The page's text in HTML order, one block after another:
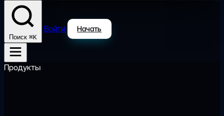
Поиск ⌘K
Войти Начать
Продукты